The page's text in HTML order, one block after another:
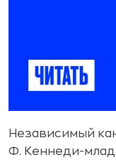
Независимый
Ф. Кеннеди-